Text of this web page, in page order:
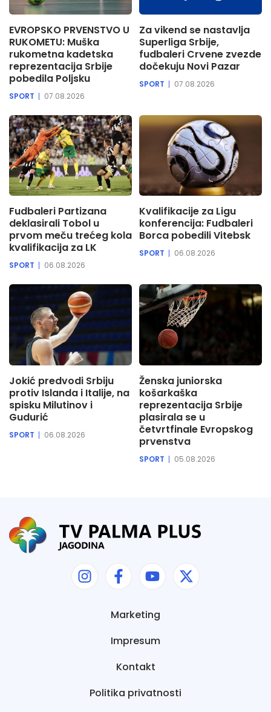
EVROPSKO PRVENSTVO U
RUKOMETU: Muška
rukometna kadetska
reprezentacija Srbije
pobedila Poljsku
SPORT 07.08.2026
Za vikend se nastavlja
Superliga Srbije,
fudbaleri Crvene zvezde
dočekuju Novi Pazar
SPORT 07.08.2026
Fudbaleri Partizana
deklasirali Tobol u
prvom meču trećeg kola
kvalifikacija za LK
SPORT 06.08.2026
Kvalifikacije za Ligu
konferencija: Fudbaleri
Borca pobedili Vitebsk
SPORT 06.08.2026
Jokić predvodi Srbiju
protiv Islanda i Italije, na
spisku Milutinov i
Gudurić
SPORT 06.08.2026
Ženska juniorska
košarkaška
reprezentacija Srbije
plasirala se u
četvrtfinale Evropskog
prvenstva
SPORT 05.08.2026
Marketing
Impresum
Kontakt
Politika privatnosti